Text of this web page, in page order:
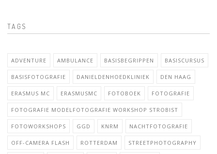
TAGS
ADVENTURE AMBULANCE BASISBEGRIPPEN BASISCURSUS
BASISFOTOGRAFIE DANIELDENHOEDKLINIEK DEN HAAG
ERASMUS MC ERASMUSMC FOTOBOEK FOTOGRAFIE
FOTOGRAFIE MODELFOTOGRAFIE WORKSHOP STROBIST
FOTOWORKSHOPS GGD KNRM NACHTFOTOGRAFIE
OFF-CAMERA FLASH ROTTERDAM STREETPHOTOGRAPHY